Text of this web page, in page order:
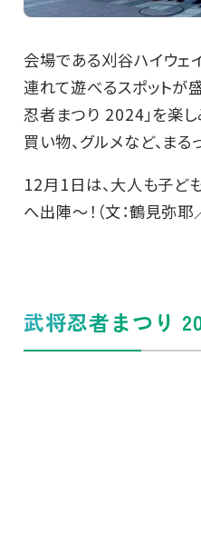
会場である刈谷ハイウェ
連れて遊べるスポットが
忍者まつり 2024」を楽
買い物、グルメなど、ま
12月1日は、大人も子ど
へ出陣～！（文：鶴見弥
武将忍者まつり